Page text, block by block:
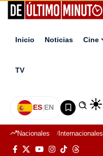
Inicio Noticias Cine
TV
ES|EN
Nacionales Internacionales